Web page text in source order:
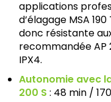
applications
d’élagage MSA
donc résistante
recommandée
IPX4.
Autonomie avec
200 S : 48 min /